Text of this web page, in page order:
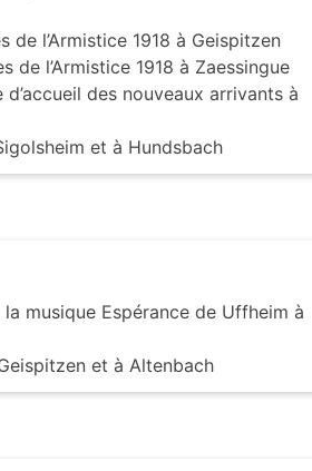
l’Armistice 1918 à Geispitzen
l’Armistice 1918 à Zaessingue
des nouveaux arrivants à
et à Hundsbach
musique Espérance de Uffheim à
et à Altenbach